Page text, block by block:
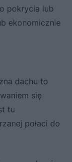
pokrycia lub
ekonomicznie
dachu to
się
tu
połaci do